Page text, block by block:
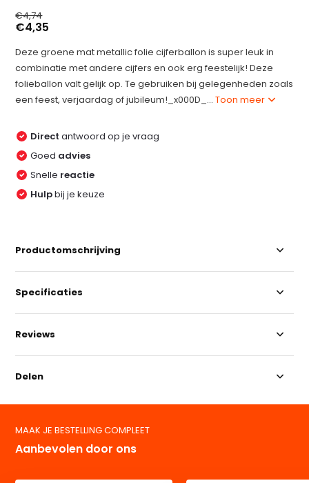
€4,74
€4,35
Deze groene mat metallic folie cijferballon is super leuk in
combinatie met andere cijfers en ook erg feestelijk! Deze
folieballon valt gelijk op. Te gebruiken bij gelegenheden zoals
een feest, verjaardag of jubileum!_x000D_...Toon meer
Direct antwoord op je vraag
Goed advies
Snelle reactie
Hulpbij je keuze
Productomschrijving
Specificaties
Reviews
Delen
MAAK JE BESTELLING COMPLEET
Aanbevolen door ons